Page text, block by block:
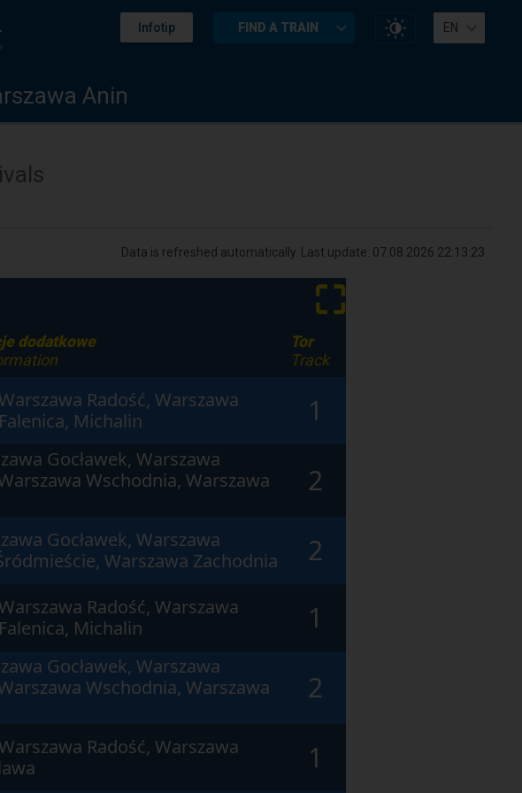
Infotip FIND A TRAIN
Change
website
EN
Anin
Data is refreshed automatically. Last update: 07.08.2026 22:13:23
⛶
dodatkowe
Tor
Track
Radość, Warszawa
Michalin
1
Gocławek, Warszawa
Wschodnia, Warszawa
2
Gocławek, Warszawa
Warszawa Zachodnia
2
Radość, Warszawa
Michalin
1
Gocławek, Warszawa
Wschodnia, Warszawa
2
Radość, Warszawa
1